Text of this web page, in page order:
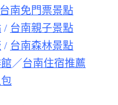
台南免門票景點
/ 台南親子景點
/ 台南森林景點
／ 台南住宿推薦